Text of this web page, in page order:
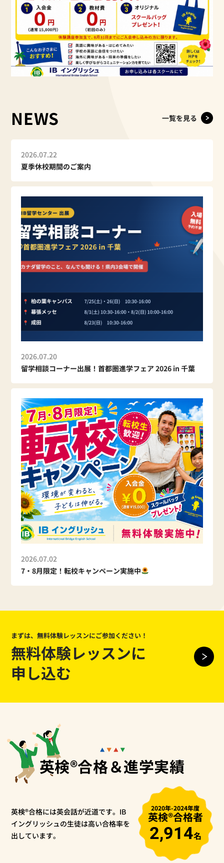
NEWS 一覧を見る
2026.07.22
夏季休校期間のご案内
2026.07.20
留学相談コーナー出展！首都圏進学フェア 2026 in 千葉
2026.07.02
7・8月限定！転校キャンペーン実施中
まずは、無料体験レッスンにご参加ください！
無料体験レッスンに
申し込む
英検®合格＆進学実績
英検®合格には英会話が近道です。 IB
イングリッシュの生徒は高い合格率を
出しています。
2020年-2024年度
英検®合格者
2,914名